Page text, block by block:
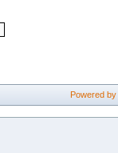
Powered by